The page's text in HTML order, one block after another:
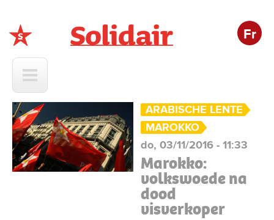
Fr
ARABISCHE LENTE
MAROKKO
do, 03/11/2016 - 11:33
Marokko:
volkswoede na
dood
visverkoper